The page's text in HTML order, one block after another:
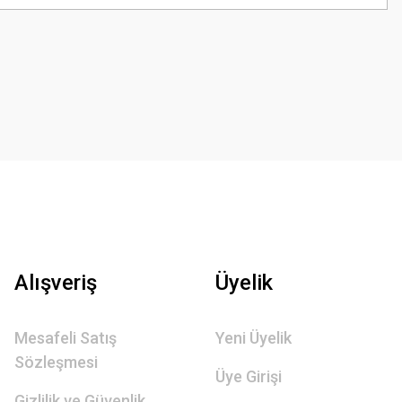
Alışveriş
Mesafeli Satış
Sözleşmesi
Üyelik
Yeni Üyelik
Üye Girişi